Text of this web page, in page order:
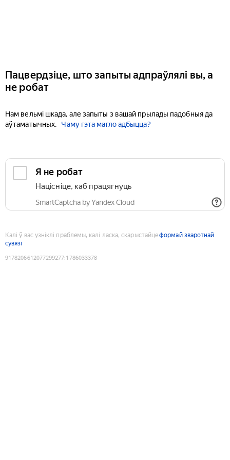
Пацвердзіце, што запыты адпраўлялі вы, а
не робат
Нам вельмі шкада, але запыты з вашай прылады падобныя да
аўтаматычных.
Чаму гэта магло адбыцца?
Я не робат
Націсніце, каб працягнуць
SmartCaptcha by Yandex Cloud
Калі ў вас узніклі праблемы, калі ласка, скарыстайцеформай зваротнай
сувязі
9178206612077299277:1786033378